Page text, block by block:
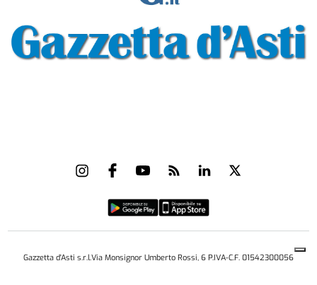
Gazzetta d'Asti s.r.l.Via Monsignor Umberto Rossi, 6 P.IVA-C.F. 01542300056